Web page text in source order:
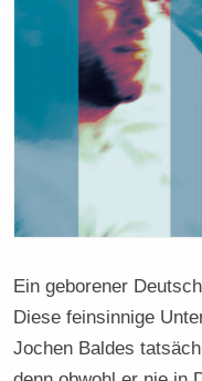
Ein geborener
Diese feinsinnige
Jochen Baldes